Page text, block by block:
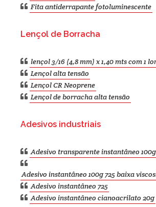
Fita antiderrapante fotoluminescente
Lençol de Borracha
lençol 3/16 (4,8 mm) x 1,40 mts com 1
Lençol alta tensão
Lençol CR Neoprene
Lençol de borracha alta tensão
Adesivos industriais
Adesivo transparente instantâneo 100g
Adesivo instantâneo 100g 725 baixa
Adesivo instantâneo 725
Adesivo instantâneo cianoacrilato 20g